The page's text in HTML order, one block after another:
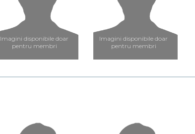
Imagini disponibile doar
pentru membri
Imagini disponibile doar
pentru membri